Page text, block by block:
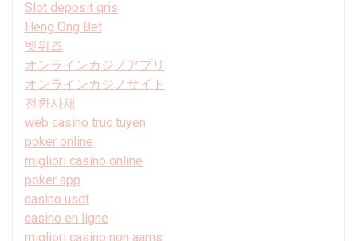
Slot deposit qris
Heng Ong Bet
벳위즈
オンラインカジノアプリ
オンラインカジノサイト
전환사채
web casino truc tuyen
poker online
migliori casino online
poker app
casino usdt
casino en ligne
migliori casino non aams